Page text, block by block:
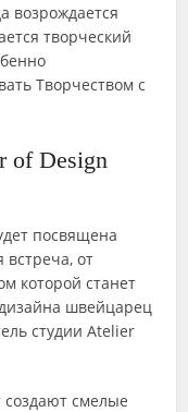
возрождается
творческий
Творчеством с
of Design
посвящена
от
которой станет
швейцарец
студии Atelier
создают смелые